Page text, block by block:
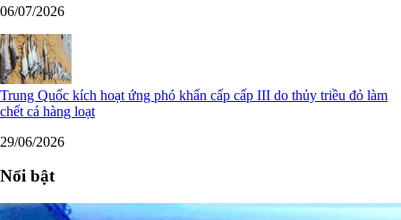
06/07/2026
Trung Quốc kích hoạt ứng phó khẩn cấp cấp III do thủy triều đỏ làm
chết cá hàng loạt
29/06/2026
Nổi bật